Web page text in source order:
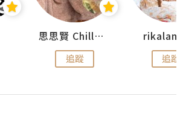
思思賢 ChillMyBabe
追蹤 追蹤